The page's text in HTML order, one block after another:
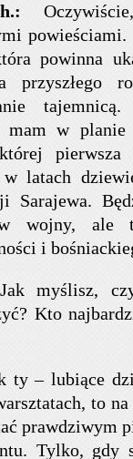
powieściami.
powinna
przyszłego
mam w planie
latach
Sarajewa.
wojny, ale
i
myślisz,
Kto
ty – lubiące
to
prawdziwym
Tylko, gdy